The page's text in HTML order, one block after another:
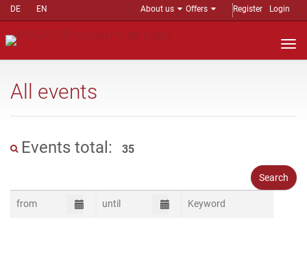
DE EN About us Offers Register Login
All events
Events total: 35